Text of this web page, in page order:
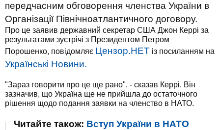
передчасним обговорення членства України в
Організації Північноатлантичного договору.
Про це заявив державний секретар США Джон Керрі за
результатами зустрічі з Президентом Петром
Порошенко, повідомляє Цензор.НЕТ із посиланням на
Українські Новини.
"Зараз говорити про це ще рано", - сказав Керрі. Він
зазначив, що Україна ще не прийшла до остаточного
рішення щодо подання заявки на членство в НАТО.
Читайте також: Вступ України в НАТО